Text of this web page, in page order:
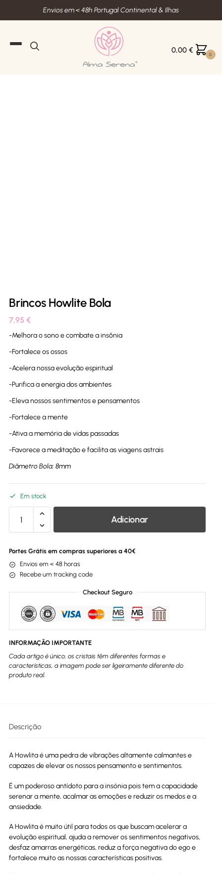
Envios em < 48h Portugal Continental & Ilhas
0,00 € 0
Brincos Howlite Bola
7,95 €
-Melhora o sono e combate a insônia
-Fortalece os ossos
-Acelera nossa evolução espiritual
-Purifica a energia dos ambientes
-Eleva nossos sentimentos e pensamentos
-Fortalece a mente
-Ativa a memória de vidas passadas
-Favorece a meditação e facilita as viagens astrais
Diâmetro Bola: 8mm
Em stock
Adicionar
Portes Grátis em compras superiores a 40€
Envios em < 48 horas
Recebe um tracking code
Checkout Seguro
INFORMAÇÃO IMPORTANTE
Cada artigo é único, os cristais têm diferentes formas e
características, a imagem pode ser ligeiramente diferente do
produto real.
Descrição
A Howlita é uma pedra de vibrações altamente calmantes e
capazes de elevar os nossos pensamento e sentimentos.
É um poderoso antídoto para a insónia pois tem a capacidade
serenar a mente, acalmar as emoções e reduzir os medos e a
ansiedade.
A Howlita é muito útil para todos os que buscam acelerar a
evolução espiritual, ajuda a remover os sentimentos negativos,
desfaz amarras energéticas, reduz a força negativa do ego e
fortalece muito as nossas características positivas.